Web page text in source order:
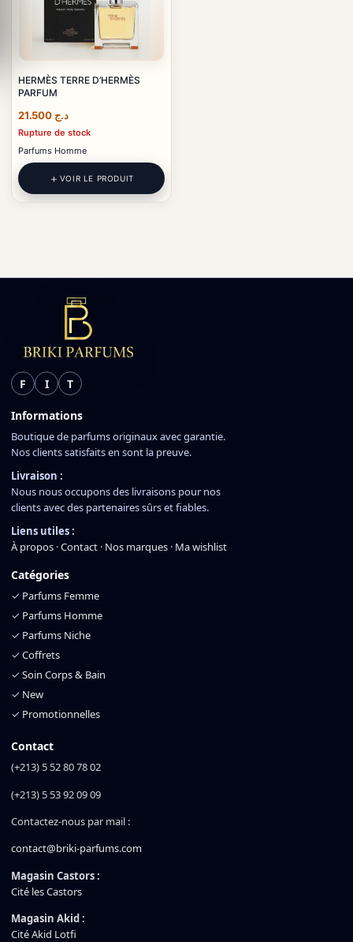
HERMÈS TERRE D’HERMÈS
PARFUM
د.ج
Rupture de stock
Parfums Homme
VOIR LE PRODUIT
F I T
Informations
Boutique de parfums originaux avec garantie.
Nos clients satisfaits en sont la preuve.
Livraison :
Nous nous occupons des livraisons pour nos
clients avec des partenaires sûrs et fiables.
Liens utiles :
À propos ·Contact · Nos marques · Ma wishlist
Catégories
✓ Parfums Femme
✓ Parfums Homme
✓ Parfums Niche
✓ Coffrets
✓ Soin Corps & Bain
✓ New
✓ Promotionnelles
Contact
(+213) 5 52 80 78 02
(+213) 5 53 92 09 09
Contactez-nous par mail :
contact@briki-parfums.com
Magasin Castors :
Cité les Castors
Magasin Akid :
Cité Akid Lotfi